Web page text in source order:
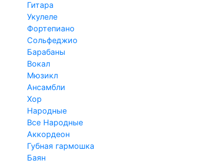
Гитара
Укулеле
Фортепиано
Сольфеджио
Барабаны
Вокал
Мюзикл
Ансамбли
Хор
Народные
Все Народные
Аккордеон
Губная гармошка
Баян